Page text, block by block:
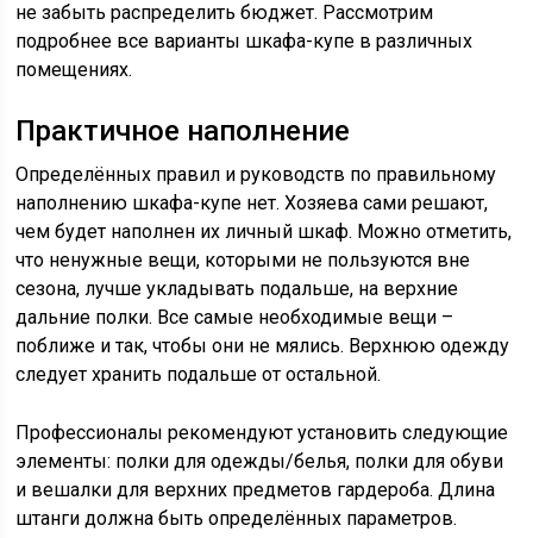
не забыть распределить бюджет. Рассмотрим
подробнее все варианты шкафа-купе в различных
помещениях.
Практичное наполнение
Определённых правил и руководств по правильному
наполнению шкафа-купе нет. Хозяева сами решают,
чем будет наполнен их личный шкаф. Можно отметить,
что ненужные вещи, которыми не пользуются вне
сезона, лучше укладывать подальше, на верхние
дальние полки. Все самые необходимые вещи –
поближе и так, чтобы они не мялись. Верхнюю одежду
следует хранить подальше от остальной.
Профессионалы рекомендуют установить следующие
элементы: полки для одежды/белья, полки для обуви
и вешалки для верхних предметов гардероба. Длина
штанги должна быть определённых параметров.